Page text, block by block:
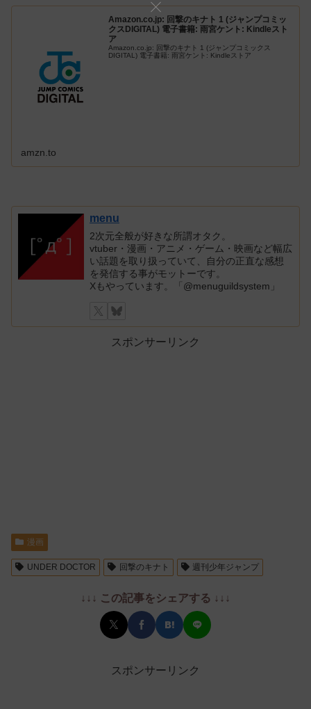
Amazon.co.jp: 回撃のキナト 1 (ジャンプコミッ
クスDIGITAL) 電子書籍: 雨宮ケント: Kindleスト
ア
Amazon.co.jp: 回撃のキナト 1 (ジャンプコミックス
DIGITAL) 電子書籍: 雨宮ケント: Kindleストア
amzn.to
menu
2次元全般が好きな所謂オタク。
vtuber・漫画・アニメ・ゲーム・映画など幅広
い話題を取り扱っていて、自分の正直な感想
を発信する事がモットーです。
Xもやっています。「@menuguildsystem」
スポンサーリンク
漫画
UNDER DOCTOR 回撃のキナト 週刊少年ジャンプ
↓↓↓ この記事をシェアする ↓↓↓
スポンサーリンク